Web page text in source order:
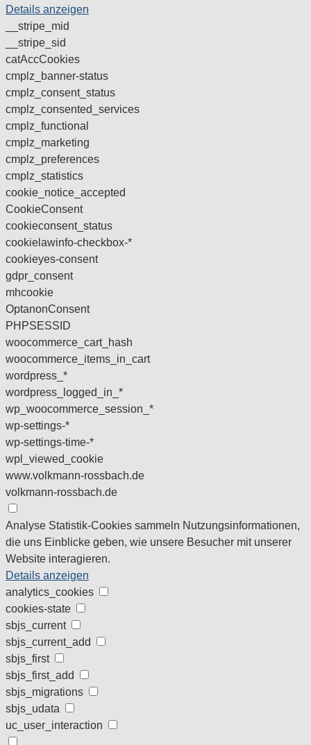
Details anzeigen
__stripe_mid
__stripe_sid
catAccCookies
cmplz_banner-status
cmplz_consent_status
cmplz_consented_services
cmplz_functional
cmplz_marketing
cmplz_preferences
cmplz_statistics
cookie_notice_accepted
CookieConsent
cookieconsent_status
cookielawinfo-checkbox-*
cookieyes-consent
gdpr_consent
mhcookie
OptanonConsent
PHPSESSID
woocommerce_cart_hash
woocommerce_items_in_cart
wordpress_*
wordpress_logged_in_*
wp_woocommerce_session_*
wp-settings-*
wp-settings-time-*
wpl_viewed_cookie
www.volkmann-rossbach.de
volkmann-rossbach.de
Analyse Statistik-Cookies sammeln Nutzungsinformationen,
die uns Einblicke geben, wie unsere Besucher mit unserer
Website interagieren.
Details anzeigen
analytics_cookies
cookies-state
sbjs_current
sbjs_current_add
sbjs_first
sbjs_first_add
sbjs_migrations
sbjs_udata
uc_user_interaction